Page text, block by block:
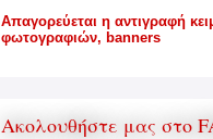
Aπαγορεύεται η αντιγραφή
φωτογραφιών, banners
Ακολουθήστε μας στο